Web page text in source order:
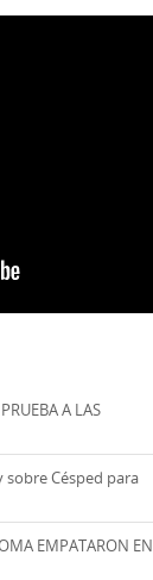
A LAS
Césped para
EMPATARON EN